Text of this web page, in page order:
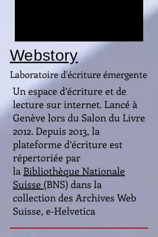
Webstory
Laboratoire d'écriture émergente
Un espace d’écriture et de
lecture sur internet. Lancé à
Genève lors du Salon du Livre
2012. Depuis 2013, la
plateforme d’écriture est
répertoriée par
la Bibliothèque Nationale
Suisse (BNS) dans la
collection des Archives Web
Suisse, e-Helvetica